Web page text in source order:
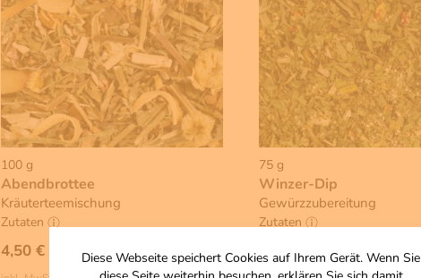
Diese Webseite speichert Cookies auf Ihrem Gerät. Wenn Sie
100 g
Abendbrottee
Kräuterteemischung
Zutaten
4,50 €
75 g
Winzer-Dip
Gewürzzubereitung
Zutaten
3,50 €